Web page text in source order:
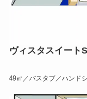
ヴィスタスイート
49㎡／バスタブ／ハンド